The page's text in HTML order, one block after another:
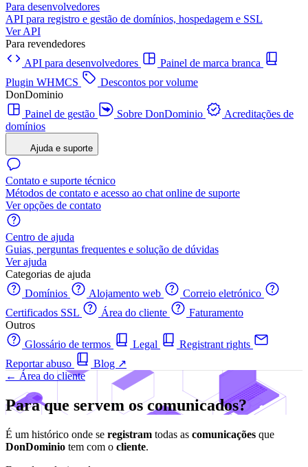
Para desenvolvedores
API para registro e gestão de domínios, hospedagem e SSL
Ver API
Para revendedores
API para desenvolvedores
Painel de marca branca
Plugin WHMCS
Descontos por volume
DonDominio
Painel de gestão
Sobre DonDominio
Acreditações de
domínios
Ajuda e suporte
Contato e suporte técnico
Métodos de contato e acesso ao chat online de suporte
Ver opções de contato
Centro de ajuda
Guias, perguntas frequentes e solução de dúvidas
Ver ajuda
Categorias de ajuda
Domínios
Alojamento web
Correio eletrónico
Certificados SSL
Área do cliente
Faturamento
Outros
Glossário de termos
Legal
Registrant rights
Reportar abuso
Blog ↗
← Área do cliente
Para que servem os comunicados?
É um histórico onde se registram todas as comunicações que
DonDominio tem com o cliente.